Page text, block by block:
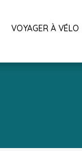
VOYAGER À VÉLO